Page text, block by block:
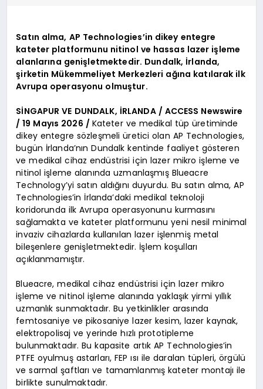
Satın alma, AP Technologies’in dikey entegre
kateter platformunu nitinol ve hassas lazer işleme
alanlarına genişletmektedir. Dundalk, İrlanda,
şirketin Mükemmeliyet Merkezleri ağına katılarak ilk
Avrupa operasyonu olmuştur.
SİNGAPUR VE DUNDALK, İRLANDA / ACCESS Newswire
/ 19 Mayıs 2026 / Kateter ve medikal tüp üretiminde
dikey entegre sözleşmeli üretici olan AP Technologies,
bugün İrlanda’nın Dundalk kentinde faaliyet gösteren
ve medikal cihaz endüstrisi için lazer mikro işleme ve
nitinol işleme alanında uzmanlaşmış Blueacre
Technology’yi satın aldığını duyurdu. Bu satın alma, AP
Technologies’in İrlanda’daki medikal teknoloji
koridorunda ilk Avrupa operasyonunu kurmasını
sağlamakta ve kateter platformunu yeni nesil minimal
invaziv cihazlarda kullanılan lazer işlenmiş metal
bileşenlere genişletmektedir. İşlem koşulları
açıklanmamıştır.
Blueacre, medikal cihaz endüstrisi için lazer mikro
işleme ve nitinol işleme alanında yaklaşık yirmi yıllık
uzmanlık sunmaktadır. Bu yetkinlikler arasında
femtosaniye ve pikosaniye lazer kesim, lazer kaynak,
elektropolisaj ve yerinde hızlı prototipleme
bulunmaktadır. Bu kapasite artık AP Technologies’in
PTFE oyulmuş astarları, FEP ısı ile daralan tüpleri, örgülü
ve sarmal şaftları ve tamamlanmış kateter montajı ile
birlikte sunulmaktadır.